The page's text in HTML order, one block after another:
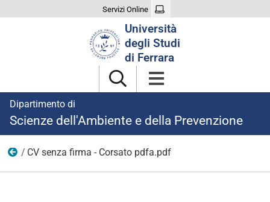
Servizi Online
Università
degli Studi
di Ferrara
Dipartimento di
Scienze dell'Ambiente e della Prevenzione
Ricerca
CV senza firma - Corsato pdfa.pdf